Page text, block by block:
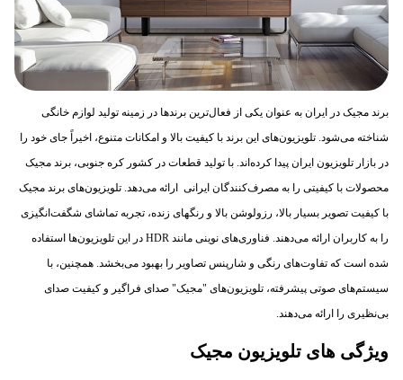
برند مجیک در ایران به عنوان یکی از فعال‌ترین برندها در زمینه تولید لوازم خانگی
شناخته می‌شود. تلویزیون‌های این برند با کیفیت بالا و امکانات متنوع، اخیراً جای خود را
در بازار تلویزیون ایران پیدا کرده‌اند. با تولید قطعات در کشور کره جنوبی، برند مجیک
محصولات با کیفیتی را به مصرف‌کنندگان ایرانی ارائه می‌دهد. تلویزیون‌های برند مجیک
با کیفیت تصویر بسیار بالا، رزولوشن بالا و رنگهای زنده، تجربه تماشای شگفت‌انگیزی
را به کاربران ارائه می‌دهند. فناوری‌های نوینی مانند HDR در این تلویزیون‌ها استفاده
شده است که تفاوت‌های رنگی و شارپنس تصاویر را بهبود می‌بخشد. همچنین، با
سیستم‌های صوتی پیشرفته، تلویزیون‌های "مجیک" صدای فراگیر و کیفیت صدای
بی‌نظیری را ارائه می‌دهند.
ویژگی های تلویزیون مجیک